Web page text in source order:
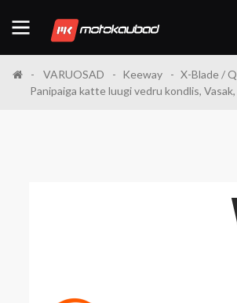
VARUOSAD Keeway
X-Blade /
Panipaiga katte luugi vedru kondlis,